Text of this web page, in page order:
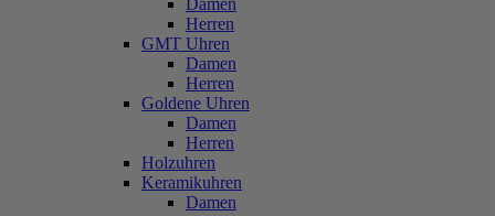
Damen
Herren
GMT Uhren
Damen
Herren
Goldene Uhren
Damen
Herren
Holzuhren
Keramikuhren
Damen